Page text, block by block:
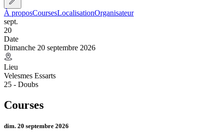
À proposCoursesLocalisationOrganisateur
sept.
20
Date
Dimanche 20 septembre 2026
Lieu
Velesmes Essarts
25 - Doubs
Courses
dim. 20 septembre 2026